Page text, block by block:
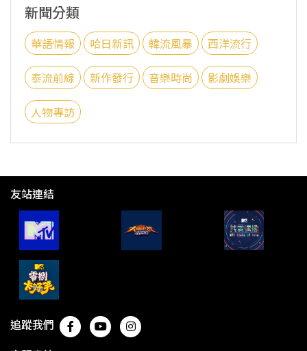
新聞分類
華語情報 哈日新訊 韓流風暴 西洋流行
泰流前線 新作發行 音樂時尚 影劇娛樂
人物專訪
友站連結
追蹤我們